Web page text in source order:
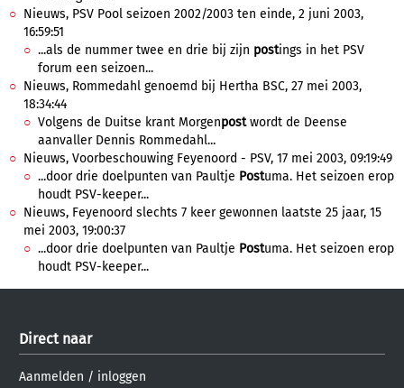
Nieuws, PSV Pool seizoen 2002/2003 ten einde, 2 juni 2003,
16:59:51
...als de nummer twee en drie bij zijn postings in het PSV
forum een seizoen...
Nieuws, Rommedahl genoemd bij Hertha BSC, 27 mei 2003,
18:34:44
Volgens de Duitse krant Morgenpostwordt de Deense
aanvaller Dennis Rommedahl...
Nieuws, Voorbeschouwing Feyenoord - PSV, 17 mei 2003, 09:19:49
...door drie doelpunten van Paultje Postuma. Het seizoen erop
houdt PSV-keeper...
Nieuws, Feyenoord slechts 7 keer gewonnen laatste 25 jaar, 15
mei 2003, 19:00:37
...door drie doelpunten van Paultje Postuma. Het seizoen erop
houdt PSV-keeper...
Direct naar
Aanmelden / inloggen